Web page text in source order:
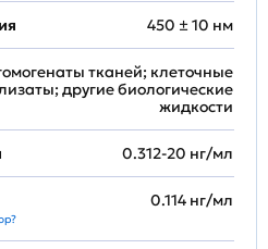
450 ± 10 нм
тканей; клеточные
другие биологические
жидкости
0.312-20 нг/мл
0.114 нг/мл